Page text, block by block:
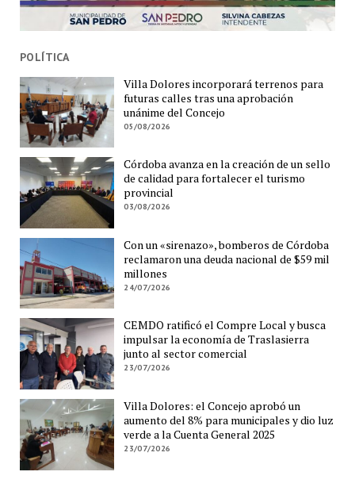
POLÍTICA
Villa Dolores incorporará terrenos para
futuras calles tras una aprobación
unánime del Concejo
05/08/2026
Córdoba avanza en la creación de un sello
de calidad para fortalecer el turismo
provincial
03/08/2026
Con un «sirenazo», bomberos de Córdoba
reclamaron una deuda nacional de $59 mil
millones
24/07/2026
CEMDO ratificó el Compre Local y busca
impulsar la economía de Traslasierra
junto al sector comercial
23/07/2026
Villa Dolores: el Concejo aprobó un
aumento del 8% para municipales y dio luz
verde a la Cuenta General 2025
23/07/2026